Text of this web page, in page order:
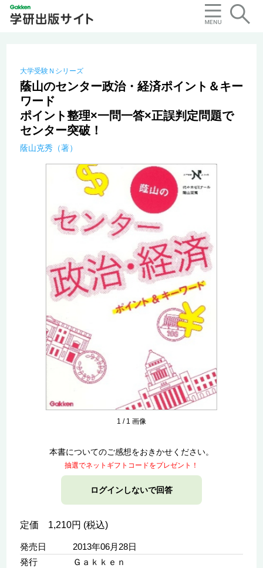
大学受験Ｎシリーズ
蔭山のセンター政治・経済ポイント＆キー
ワード
ポイント整理×一問一答×正誤判定問題で
センター突破！
蔭山克秀（著）
1 / 1 画像
本書についてのご感想をおきかせください。
抽選でネットギフトコードをプレゼント！
ログインしないで回答
定価 1,210円 (税込)
発売日
2013年06月28日
発行
Ｇａｋｋｅｎ